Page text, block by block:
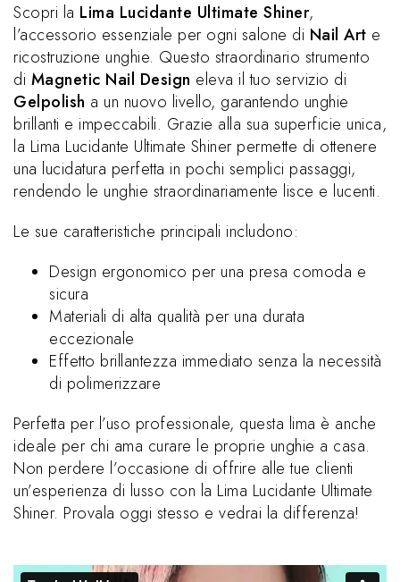
Scopri la Lima Lucidante Ultimate Shiner,
l’accessorio essenziale per ogni salone di Nail Art e
ricostruzione unghie. Questo straordinario strumento
di Magnetic Nail Design eleva il tuo servizio di
Gelpolish a un nuovo livello, garantendo unghie
brillanti e impeccabili. Grazie alla sua superficie unica,
la Lima Lucidante Ultimate Shiner permette di ottenere
una lucidatura perfetta in pochi semplici passaggi,
rendendo le unghie straordinariamente lisce e lucenti.
Le sue caratteristiche principali includono:
Design ergonomico per una presa comoda e
sicura
Materiali di alta qualità per una durata
eccezionale
Effetto brillantezza immediato senza la necessità
di polimerizzare
Perfetta per l’uso professionale, questa lima è anche
ideale per chi ama curare le proprie unghie a casa.
Non perdere l’occasione di offrire alle tue clienti
un’esperienza di lusso con la Lima Lucidante Ultimate
Shiner. Provala oggi stesso e vedrai la differenza!